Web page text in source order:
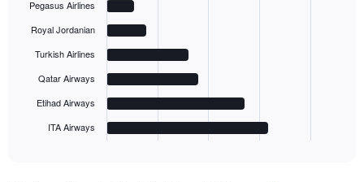
with
The
chart
has
Pegasus Airlines
Royal Jordanian
Turkish Airlines
Qatar Airways
Etihad Airways
ITA Airways